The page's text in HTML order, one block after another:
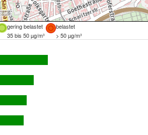
gering belastet
belastet
35 bis 50 µg/m³ > 50 µg/m³